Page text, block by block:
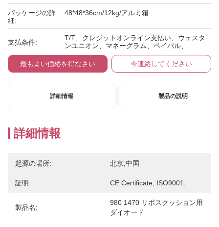
パッケージの詳
細:
48*48*36cm/12kg/アルミ箱
支払条件:
T/T、クレジットオンライン支払い、ウェスタ
ンユニオン、マネーグラム、ペイパル、
最もよい価格を得なさい 今連絡してください
詳細情報 製品の説明
詳細情報
起源の場所: 北京,中国
証明: CE Certificate, ISO9001,
製品名:
980 1470 リポスクッション用
ダイオード